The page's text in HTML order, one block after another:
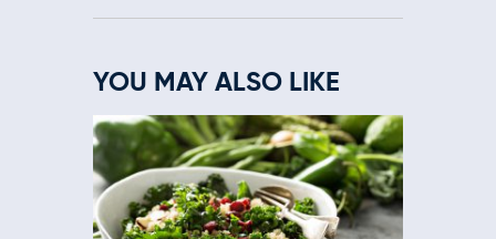
YOU MAY ALSO LIKE